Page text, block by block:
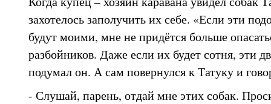
захотелось заполучить их себе. «Если эти
будут моими, мне не придётся больше
разбойников. Даже если их будет сотня, эти
подумал он. А сам повернулся к Татуку и
- Слушай, парень, отдай мне этих собак.